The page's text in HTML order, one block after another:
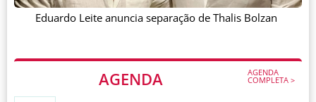
AGENDA AGENDA
COMPLETA >
Eduardo Leite anuncia separação de Thalis Bolzan